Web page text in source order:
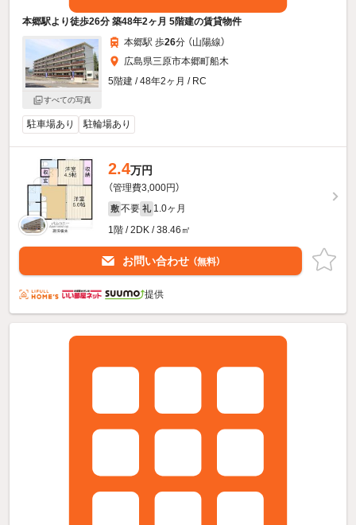
本郷駅より徒歩26分 築48年2ヶ月 5階建の賃貸物件
すべての写真
本郷駅 歩26分 （山陽線）
広島県三原市本郷町船木
5階建 / 48年2ヶ月 / RC
駐車場あり 駐輪場あり
2.4万円
（管理費3,000円）
敷 不要 礼 1.0ヶ月
1階 / 2DK / 38.46㎡
お問い合わせ （無料）
提供